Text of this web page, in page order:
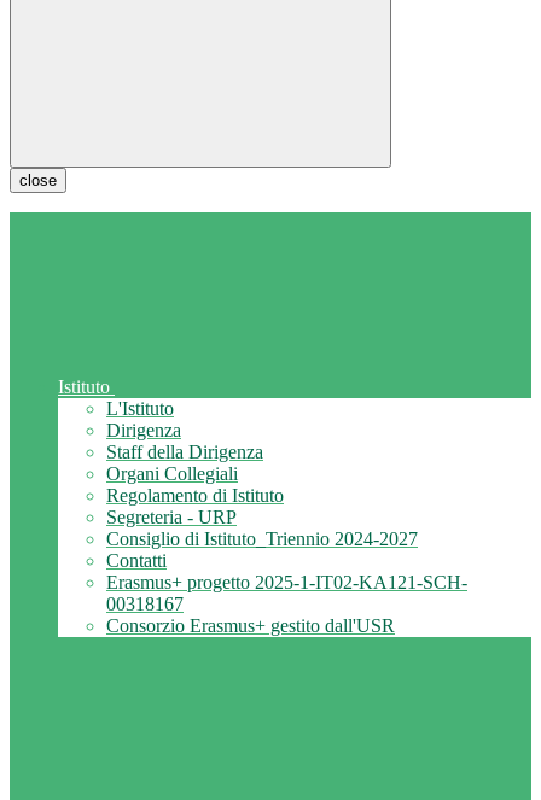
close
Istituto
L'Istituto
Dirigenza
Staff della Dirigenza
Organi Collegiali
Regolamento di Istituto
Segreteria - URP
Consiglio di Istituto_Triennio 2024-2027
Contatti
Erasmus+ progetto 2025-1-IT02-KA121-SCH-
00318167
Consorzio Erasmus+ gestito dall'USR